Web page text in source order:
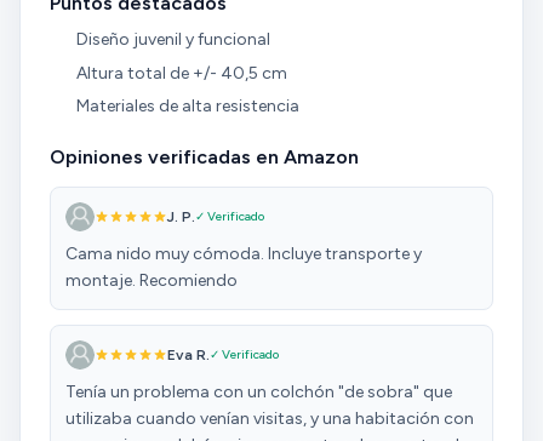
Diseño juvenil y funcional
Altura total de +/- 40,5 cm
Materiales de alta resistencia
Opiniones verificadas en Amazon
J. P.✓ Verificado
Cama nido muy cómoda. Incluye transporte y
montaje. Recomiendo
Eva R.✓ Verificado
Tenía un problema con un colchón "de sobra" que
utilizaba cuando venían visitas, y una habitación con